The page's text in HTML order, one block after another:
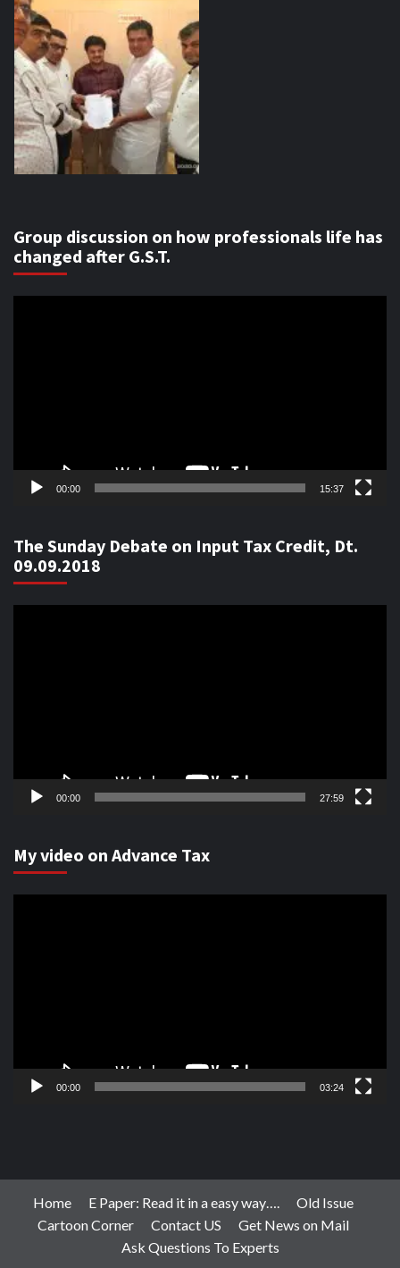
Group discussion on how professionals life has
changed after G.S.T.
00:00 15:37
The Sunday Debate on Input Tax Credit, Dt.
09.09.2018
00:00 27:59
My video on Advance Tax
00:00 03:24
Home E Paper: Read it in a easy way….
Old Issue
Cartoon Corner
Contact US
Get News on Mail
Ask Questions To Experts